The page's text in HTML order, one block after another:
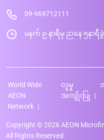
09-969712111
မနက် ၉ နာရီမှ ညနေ ၅နာ
Copyright © 2026 AEON
All Rights Reserved.
World Wide
AEON
Network
လူမှု
အကျိုးပြု